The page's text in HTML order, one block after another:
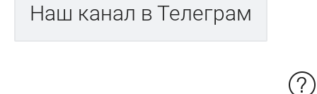
Наш канал в Телеграм